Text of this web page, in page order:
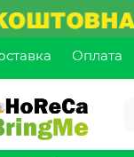
Оплата